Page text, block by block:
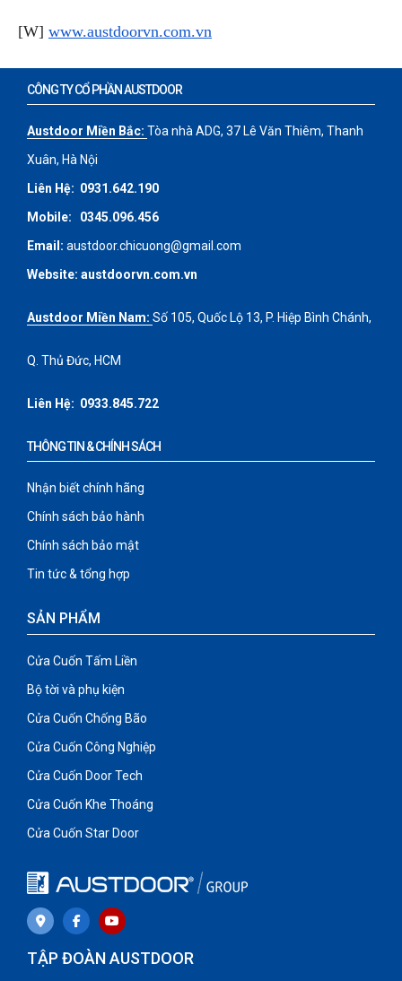
[W] www.austdoorvn.com.vn
CÔNG TY CỔ PHẦN AUSTDOOR
Austdoor Miền Bắc: Tòa nhà ADG, 37 Lê Văn Thiêm, Thanh
Xuân, Hà Nội
Liên Hệ: 0931.642.190
Mobile:
0345.096.456
Email: austdoor.chicuong@gmail.com
Website: austdoorvn.com.vn
Austdoor Miền Nam: Số 105, Quốc Lộ 13, P. Hiệp Bình Chánh,
Q. Thủ Đức, HCM
Liên Hệ: 0933.845.722
THÔNG TIN & CHÍNH SÁCH
Nhận biết chính hãng
Chính sách bảo hành
Chính sách bảo mật
Tin tức & tổng hợp
SẢN PHẨM
Cửa Cuốn Tấm Liền
Bộ tời và phụ kiện
Cửa Cuốn Chống Bão
Cửa Cuốn Công Nghiệp
Cửa Cuốn Door Tech
Cửa Cuốn Khe Thoáng
Cửa Cuốn Star Door
TẬP ĐOÀN AUSTDOOR